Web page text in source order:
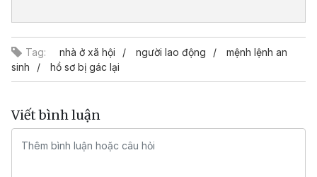
Tag: nhà ở xã hội người lao động
mệnh lệnh an
sinh
hồ sơ bị gác lại
Viết bình luận